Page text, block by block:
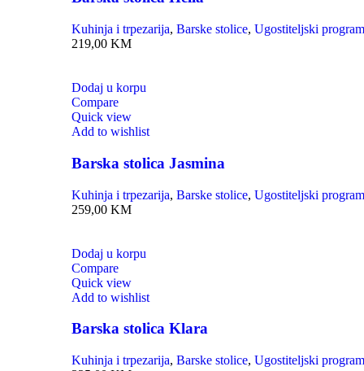
Kuhinja i trpezarija, Barske stolice, Ugostiteljski program
219,00 KM
Dodaj u korpu
Compare
Quick view
Add to wishlist
Barska stolica Jasmina
Kuhinja i trpezarija, Barske stolice, Ugostiteljski program
259,00 KM
Dodaj u korpu
Compare
Quick view
Add to wishlist
Barska stolica Klara
Kuhinja i trpezarija, Barske stolice, Ugostiteljski program